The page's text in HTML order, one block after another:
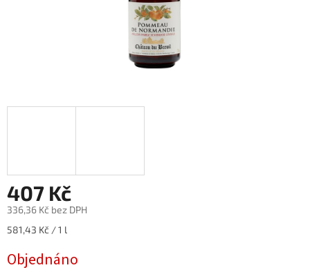
407 Kč
336,36 Kč bez DPH
Měrná
581,43 Kč / 1 l
Objednáno